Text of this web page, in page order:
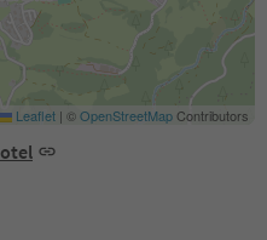
Leaflet | ©OpenStreetMapContributors